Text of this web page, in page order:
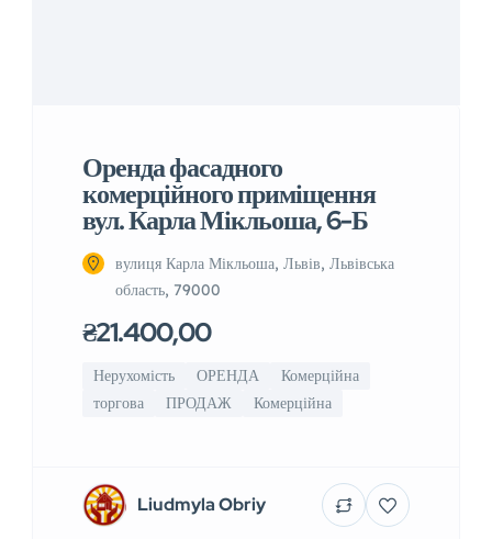
Оренда фасадного
комерційного приміщення
вул. Карла Мікльоша, 6-Б
вулиця Карла Мікльоша, Львів, Львівська
область, 79000
₴21.400,00
Нерухомість ОРЕНДА
Комерційна
торгова
ПРОДАЖ Комерційна
Liudmyla Obriy